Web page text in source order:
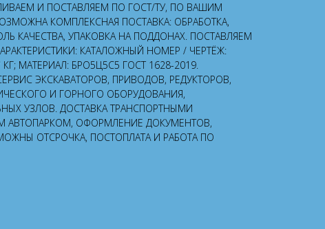
И ПОСТАВЛЯЕМ ПО ГОСТ/ТУ, ПО ВАШИМ
КОМПЛЕКСНАЯ ПОСТАВКА: ОБРАБОТКА,
КАЧЕСТВА, УПАКОВКА НА ПОДДОНАХ. ПОСТАВЛЯЕМ
КАТАЛОЖНЫЙ НОМЕР / ЧЕРТЁЖ:
МАТЕРИАЛ: БРО5Ц5С5 ГОСТ 1628-2019.
ЭКСКАВАТОРОВ, ПРИВОДОВ, РЕДУКТОРОВ,
И ГОРНОГО ОБОРУДОВАНИЯ,
УЗЛОВ. ДОСТАВКА ТРАНСПОРТНЫМИ
ОФОРМЛЕНИЕ ДОКУМЕНТОВ,
ОТСРОЧКА, ПОСТОПЛАТА И РАБОТА ПО